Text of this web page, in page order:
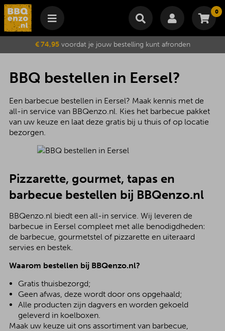
0
Winkelmand
Je winkelwagen is momenteel leeg.
Subtotaal €
Wijzig winkelmand Bestellen
€ 74,95voordat je jouw bestelling kunt afronden
BBQ bestellen in Eersel?
Een barbecue bestellen in Eersel? Maak kennis met de
all-in service van BBQenzo.nl. Kies het barbecue pakket
van uw keuze en laat deze gratis bij u thuis of op locatie
bezorgen.
Pizzarette, gourmet, tapas en
barbecue bestellen bij BBQenzo.nl
BBQenzo.nl biedt een all-in service. Wij leveren de
barbecue in Eersel compleet met alle benodigdheden:
de barbecue, gourmetstel of pizzarette en uiteraard
servies en bestek.
Waarom bestellen bij BBQenzo.nl?
Gratis thuisbezorgd;
Geen afwas, deze wordt door ons opgehaald;
Alle producten zijn dagvers en worden gekoeld
geleverd in koelboxen.
Maak uw keuze uit ons assortiment van barbecue,